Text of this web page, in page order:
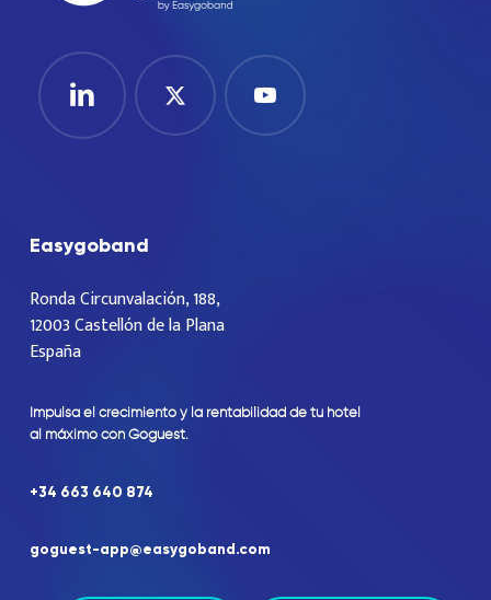
Easygoband
Ronda Circunvalación, 188,
12003 Castellón de la Plana
España
Impulsa el crecimiento y la rentabilidad de tu hotel
al máximo con Goguest.
+34 663 640 874
goguest-app@easygoband.com